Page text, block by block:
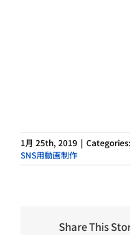
1月 25th, 2019 | Categories:
SNS用動画制作
Share This